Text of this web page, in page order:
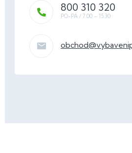
obchod@
800 310 320